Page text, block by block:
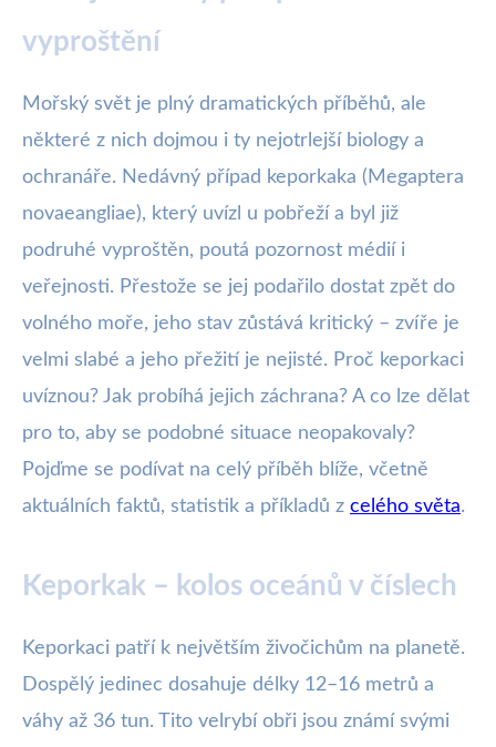
vyproštění
Mořský svět je plný dramatických příběhů, ale
některé z nich dojmou i ty nejotrlejší biology a
ochranáře. Nedávný případ keporkaka (Megaptera
novaeangliae), který uvízl u pobřeží a byl již
podruhé vyproštěn, poutá pozornost médií i
veřejnosti. Přestože se jej podařilo dostat zpět do
volného moře, jeho stav zůstává kritický – zvíře je
velmi slabé a jeho přežití je nejisté. Proč keporkaci
uvíznou? Jak probíhá jejich záchrana? A co lze dělat
pro to, aby se podobné situace neopakovaly?
Pojďme se podívat na celý příběh blíže, včetně
aktuálních faktů, statistik a příkladů z celého světa.
Keporkak – kolos oceánů v číslech
Keporkaci patří k největším živočichům na planetě.
Dospělý jedinec dosahuje délky 12–16 metrů a
váhy až 36 tun. Tito velrybí obři jsou známí svými